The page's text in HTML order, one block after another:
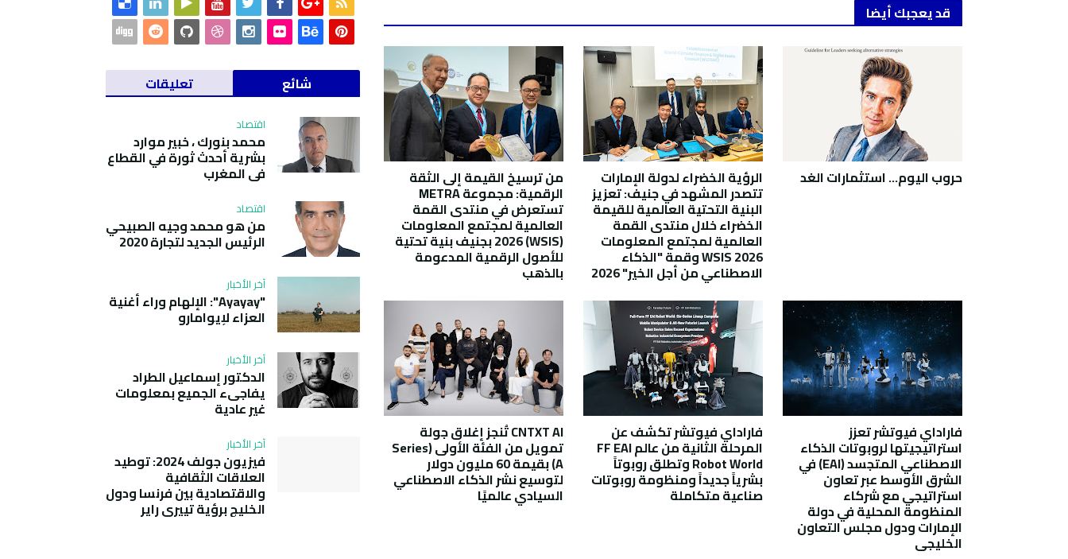
قد يعجبك أيضا
حروب اليوم... استثمارات الغد الرؤية الخضراء لدولة الإمارات
تتصدر المشهد في جنيف: تعزيز
البنية التحتية العالمية للقيمة
الخضراء خلال منتدى القمة
العالمية لمجتمع المعلومات
WSIS 2026 وقمة "الذكاء
الاصطناعي من أجل الخير" 2026
من ترسيخ القيمة إلى الثقة
الرقمية: مجموعة METRA
تستعرض في منتدى القمة
العالمية لمجتمع المعلومات
(WSIS) 2026 بجنيف بنية تحتية
للأصول الرقمية المدعومة
بالذهب
فاراداي فيوتشر تعزز
استراتيجيتها لروبوتات الذكاء
الاصطناعي المتجسد (EAI) في
الشرق الأوسط عبر تعاون
استراتيجي مع شركاء
المنظومة المحلية في دولة
الإمارات ودول مجلس التعاون
الخليجي
فاراداي فيوتشر تكشف عن
المرحلة الثانية من عالم FF EAI
Robot World وتطلق روبوتاً
بشرياً جديداً ومنظومة روبوتات
صناعية متكاملة
CNTXT AI تُنجز إغلاق جولة
تمويل من الفئة الأولى (Series
A) بقيمة 60 مليون دولار
لتوسيع نشر الذكاء الاصطناعي
السيادي عالميًا
شائع تعليقات
اقتصاد
محمد بنورك ، خبير موارد
بشرية أحدث ثورة في القطاع
في المغرب
اقتصاد
من هو محمد وجيه الصبيحي
الرئيس الجديد لتجارة 2020
آخر الأخبار
"Ayayay": الإلهام وراء أغنية
العزاء لإيوامارو
آخر الأخبار
الدكتور إسماعيل الطراد
يفاجىء الجميع بمعلومات
غير عادية
آخر الأخبار
فيزيون جولف 2024: توطيد
العلاقات الثقافية
والاقتصادية بين فرنسا ودول
الخليج برؤية تييري راير